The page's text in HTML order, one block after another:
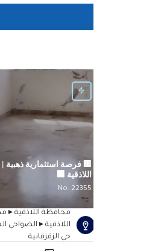
🏢 فرصة استثمارية
اللاذقية 🏢
No: 22355
محافظة اللاذقية ▸
اللاذقية ▸ الضواحي
حي الزقزقانية